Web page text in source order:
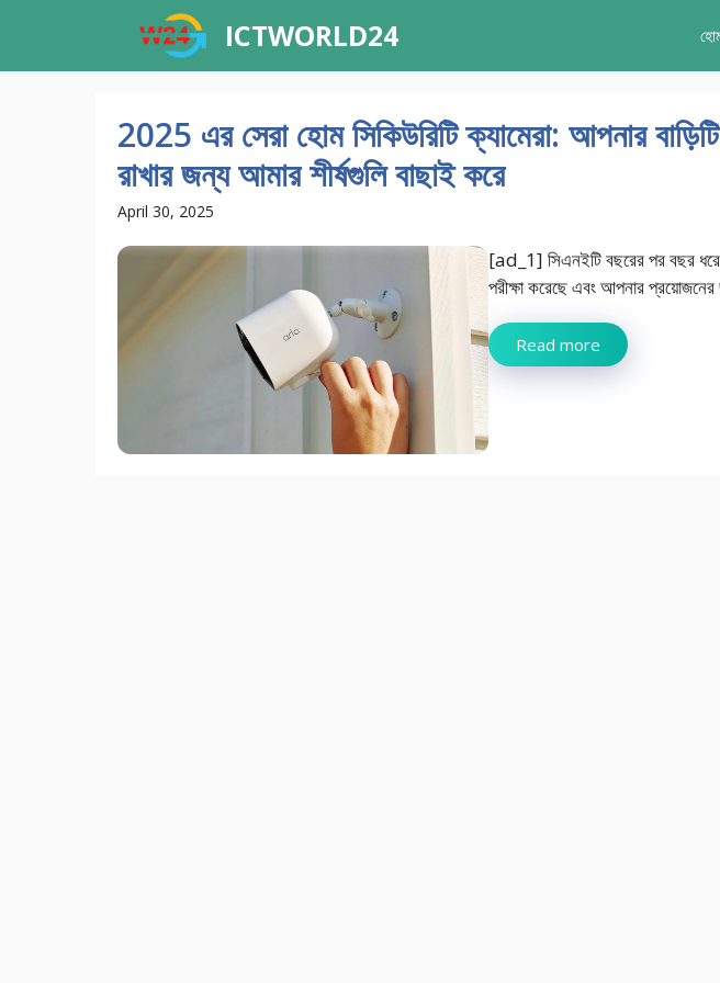
content
ICTWORLD24
2025 এর সেরা হোম সিকিউরিটি ক্যামেরা: আপনার
রাখার জন্য আমার শীর্ষগুলি বাছাই করে
April 30, 2025
[ad_1] সিএনইটি বছরের পর বছর ধরে
পরীক্ষা করেছে এবং আপনার
Read more